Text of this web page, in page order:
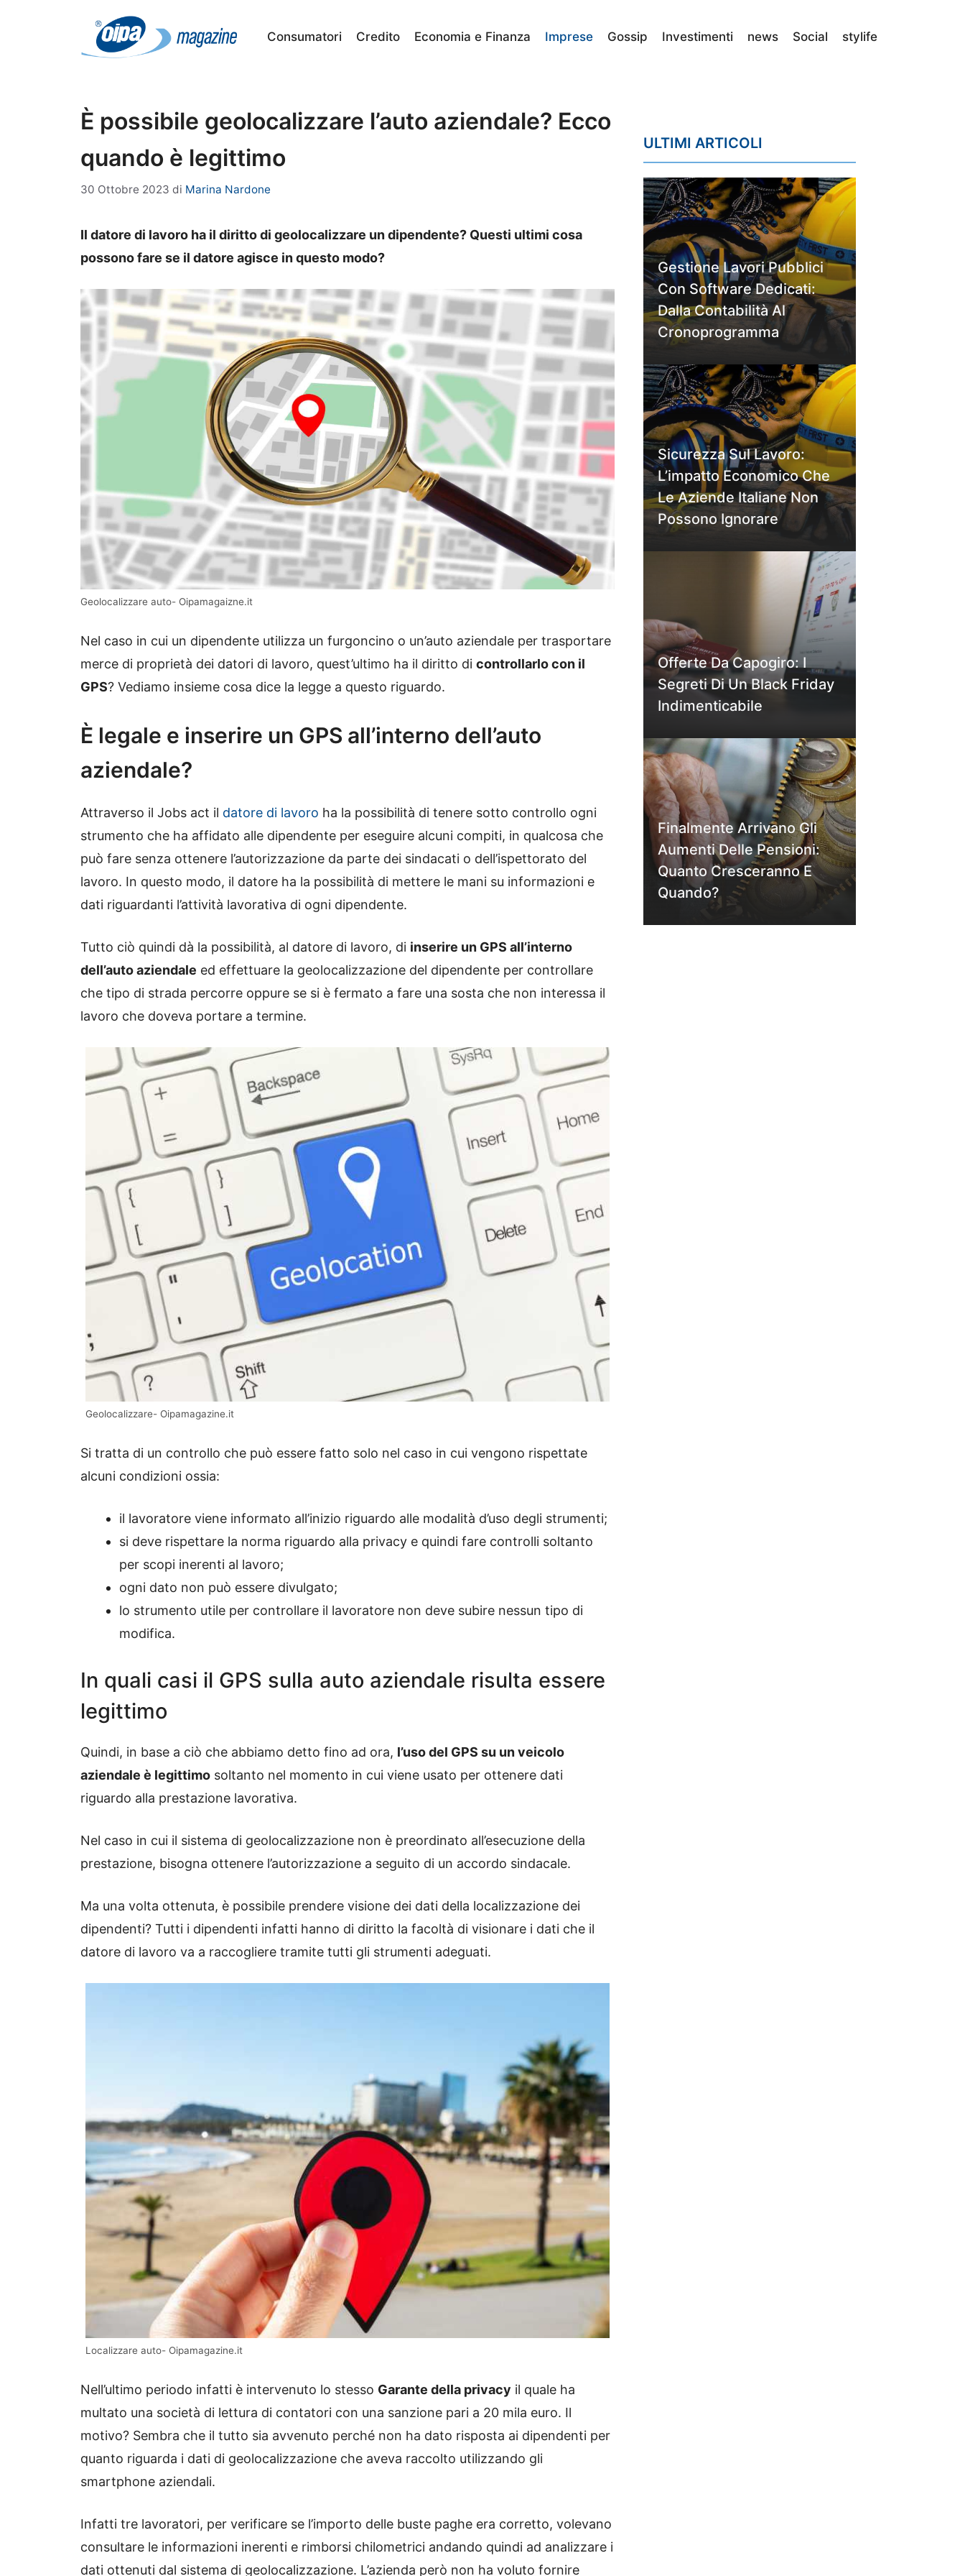
Consumatori Credito Economia e Finanza Imprese Gossip Investimenti news Social stylife
È possibile geolocalizzare l’auto aziendale? Ecco
quando è legittimo
30 Ottobre 2023 di Marina Nardone
Il datore di lavoro ha il diritto di geolocalizzare un dipendente? Questi ultimi cosa
possono fare se il datore agisce in questo modo?
Geolocalizzare auto- Oipamagaizne.it
Nel caso in cui un dipendente utilizza un furgoncino o un’auto aziendale per trasportare
merce di proprietà dei datori di lavoro, quest’ultimo ha il diritto di controllarlo con il
GPS? Vediamo insieme cosa dice la legge a questo riguardo.
È legale e inserire un GPS all’interno dell’auto
aziendale?
Attraverso il Jobs act il datore di lavoro ha la possibilità di tenere sotto controllo ogni
strumento che ha affidato alle dipendente per eseguire alcuni compiti, in qualcosa che
può fare senza ottenere l’autorizzazione da parte dei sindacati o dell’ispettorato del
lavoro. In questo modo, il datore ha la possibilità di mettere le mani su informazioni e
dati riguardanti l’attività lavorativa di ogni dipendente.
Tutto ciò quindi dà la possibilità, al datore di lavoro, di inserire un GPS all’interno
dell’auto aziendale ed effettuare la geolocalizzazione del dipendente per controllare
che tipo di strada percorre oppure se si è fermato a fare una sosta che non interessa il
lavoro che doveva portare a termine.
Geolocalizzare- Oipamagazine.it
Si tratta di un controllo che può essere fatto solo nel caso in cui vengono rispettate
alcuni condizioni ossia:
il lavoratore viene informato all’inizio riguardo alle modalità d’uso degli strumenti;
si deve rispettare la norma riguardo alla privacy e quindi fare controlli soltanto
per scopi inerenti al lavoro;
ogni dato non può essere divulgato;
lo strumento utile per controllare il lavoratore non deve subire nessun tipo di
modifica.
In quali casi il GPS sulla auto aziendale risulta essere
legittimo
Quindi, in base a ciò che abbiamo detto fino ad ora, l’uso del GPS su un veicolo
aziendale è legittimo soltanto nel momento in cui viene usato per ottenere dati
riguardo alla prestazione lavorativa.
Nel caso in cui il sistema di geolocalizzazione non è preordinato all’esecuzione della
prestazione, bisogna ottenere l’autorizzazione a seguito di un accordo sindacale.
Ma una volta ottenuta, è possibile prendere visione dei dati della localizzazione dei
dipendenti? Tutti i dipendenti infatti hanno di diritto la facoltà di visionare i dati che il
datore di lavoro va a raccogliere tramite tutti gli strumenti adeguati.
Localizzare auto- Oipamagazine.it
Nell’ultimo periodo infatti è intervenuto lo stesso Garante della privacy il quale ha
multato una società di lettura di contatori con una sanzione pari a 20 mila euro. Il
motivo? Sembra che il tutto sia avvenuto perché non ha dato risposta ai dipendenti per
quanto riguarda i dati di geolocalizzazione che aveva raccolto utilizzando gli
smartphone aziendali.
Infatti tre lavoratori, per verificare se l’importo delle buste paghe era corretto, volevano
consultare le informazioni inerenti e rimborsi chilometrici andando quindi ad analizzare i
dati ottenuti dal sistema di geolocalizzazione. L’azienda però non ha voluto fornire
ULTIMI ARTICOLI
Gestione Lavori Pubblici
Con Software Dedicati:
Dalla Contabilità Al
Cronoprogramma
Sicurezza Sul Lavoro:
L’impatto Economico Che
Le Aziende Italiane Non
Possono Ignorare
Offerte Da Capogiro: I
Segreti Di Un Black Friday
Indimenticabile
Finalmente Arrivano Gli
Aumenti Delle Pensioni:
Quanto Cresceranno E
Quando?